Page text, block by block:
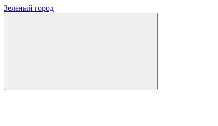
Зеленый город